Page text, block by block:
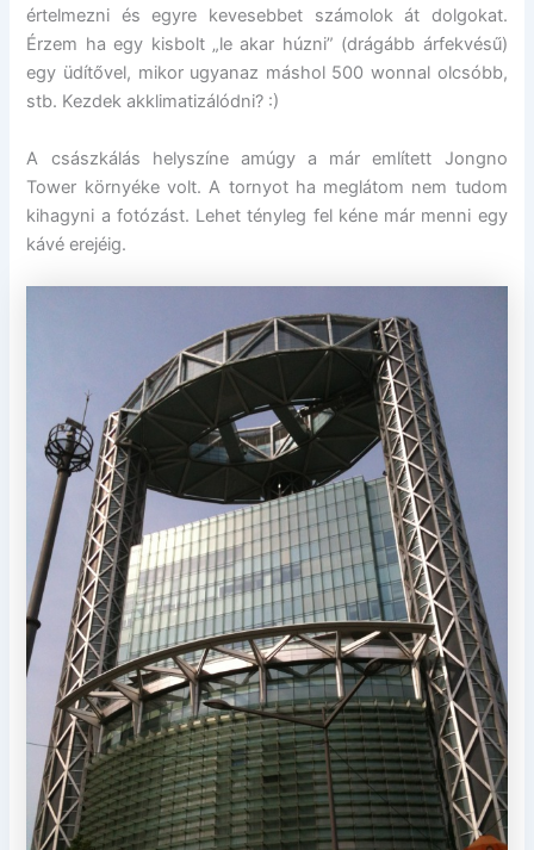
értelmezni és egyre kevesebbet számolok át dolgokat.
Érzem ha egy kisbolt „le akar húzni” (drágább árfekvésű)
egy üdítővel, mikor ugyanaz máshol 500 wonnal olcsóbb,
stb. Kezdek akklimatizálódni? :)
A császkálás helyszíne amúgy a már említett Jongno
Tower környéke volt. A tornyot ha meglátom nem tudom
kihagyni a fotózást. Lehet tényleg fel kéne már menni egy
kávé erejéig.